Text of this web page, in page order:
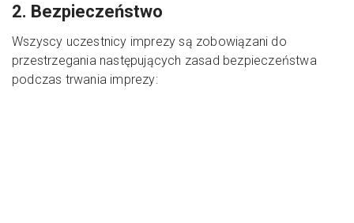
2. Bezpieczeństwo
Wszyscy uczestnicy imprezy są zobowiązani do
przestrzegania następujących zasad bezpieczeństwa
podczas trwania imprezy: